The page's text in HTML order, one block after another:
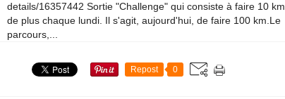
details/16357442 Sortie "Challenge" qui consiste à faire 10 km
de plus chaque lundi. Il s'agit, aujourd'hui, de faire 100 km.Le
parcours,...
Repost 0